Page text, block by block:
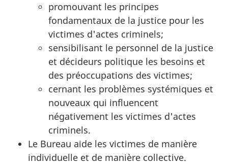
promouvant les principes
fondamentaux de la justice pour les
victimes d'actes criminels;
sensibilisant le personnel de la justice
et décideurs politique les besoins et
des préoccupations des victimes;
cernant les problèmes systémiques et
nouveaux qui influencent
négativement les victimes d'actes
criminels.
Le Bureau aide les victimes de manière
individuelle et de manière collective.